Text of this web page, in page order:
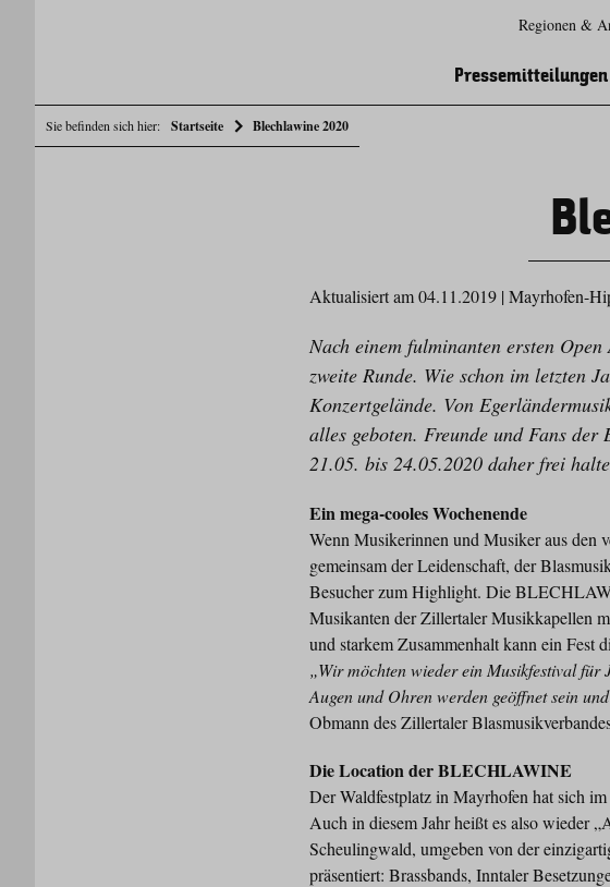
Sie befinden sich hier: Startseite Blechlawine 2020
Pressemitteilungen
Regionen &
Aktualisiert am 04.11.2019 |Mayrhofen-
Nach einem fulminanten ersten
zweite Runde. Wie schon im letzten
Konzertgelände. Von
alles geboten. Freunde und Fans
21.05. bis 24.05.2020 daher frei
Ein mega-cooles Wochenende
Wenn Musikerinnen und Musiker aus den
gemeinsam der Leidenschaft, der
Besucher zum Highlight. Die
Musikanten der Zillertaler Musikkapellen
und starkem Zusammenhalt kann ein Fest
„Wir möchten wieder ein Musikfestival für
Augen und Ohren werden geöffnet sein
Obmann des Zillertaler
Die Location der BLECHLAWINE
Der Waldfestplatz in Mayrhofen hat sich
Auch in diesem Jahr heißt es also wieder
Scheulingwald, umgeben von der
präsentiert: Brassbands, Inntaler